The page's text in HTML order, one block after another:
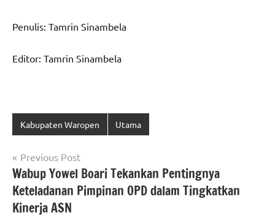
Penulis: Tamrin Sinambela
Editor: Tamrin Sinambela
Kabupaten Waropen Utama
Navigasi
pos
Previous Post
Wabup Yowel Boari Tekankan Pentingnya
Keteladanan Pimpinan OPD dalam Tingkatkan
Kinerja ASN